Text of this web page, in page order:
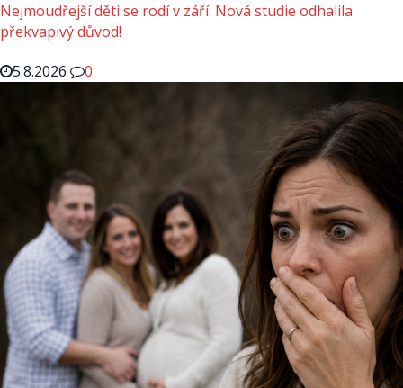
Nejmoudřejší děti se rodí v září: Nová studie odhalila
překvapivý důvod!
5.8.2026
0